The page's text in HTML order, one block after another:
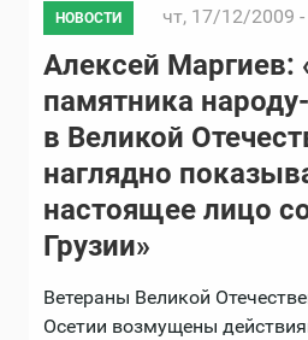
НОВОСТИ чт, 17/12/2009 -
Алексей
памятника
в Великой
наглядно
настоящее лицо
Грузии»
Ветераны Великой
Осетии возмущены